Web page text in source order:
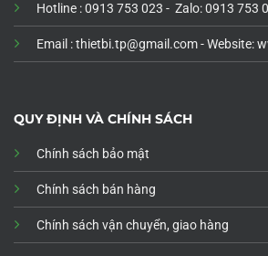
Hotline : 0913 753 023 - Zalo: 0913 753
Email : thietbi.tp@gmail.com -Website:
QUY ĐỊNH VÀ CHÍNH SÁCH
Chính sách bảo mật
Chính sách bán hàng
Chính sách vận chuyển, giao hàng